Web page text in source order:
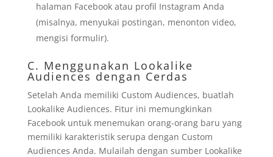
halaman Facebook atau profil Instagram Anda
(misalnya, menyukai postingan, menonton video,
mengisi formulir).
C. Menggunakan Lookalike
Audiences dengan Cerdas
Setelah Anda memiliki Custom Audiences, buatlah
Lookalike Audiences. Fitur ini memungkinkan
Facebook untuk menemukan orang-orang baru yang
memiliki karakteristik serupa dengan Custom
Audiences Anda. Mulailah dengan sumber Lookalike